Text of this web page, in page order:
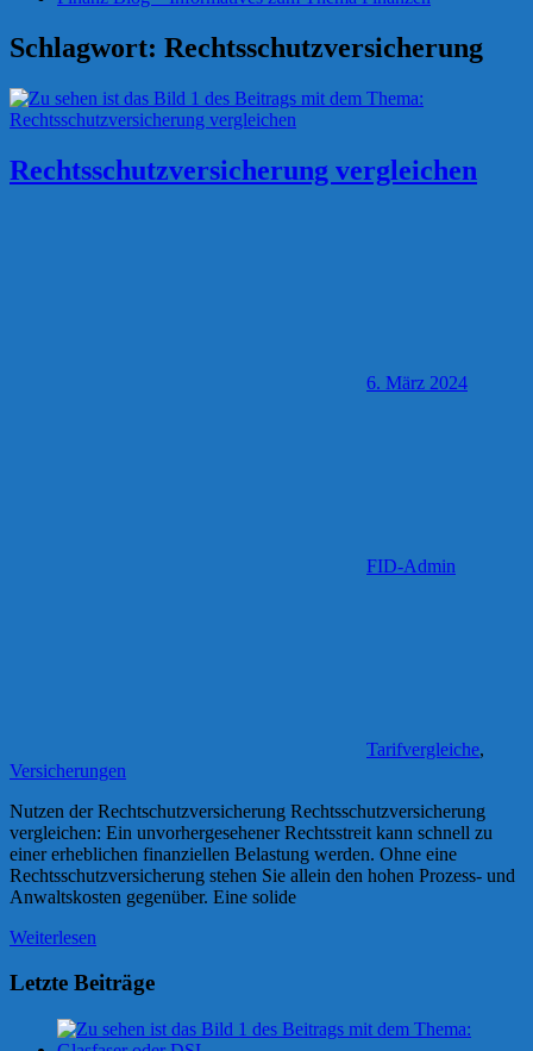
Schlagwort: Rechtsschutzversicherung
Rechtsschutzversicherung vergleichen
6. März 2024
FID-Admin
Tarifvergleiche,
Versicherungen
Nutzen der Rechtschutzversicherung Rechtsschutzversicherung
vergleichen: Ein unvorhergesehener Rechtsstreit kann schnell zu
einer erheblichen finanziellen Belastung werden. Ohne eine
Rechtsschutzversicherung stehen Sie allein den hohen Prozess- und
Anwaltskosten gegenüber. Eine solide
Weiterlesen
Letzte Beiträge